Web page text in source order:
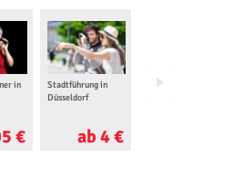
in
€
Stadtführung in
Düsseldorf
ab 4 €
Musical Dinner in